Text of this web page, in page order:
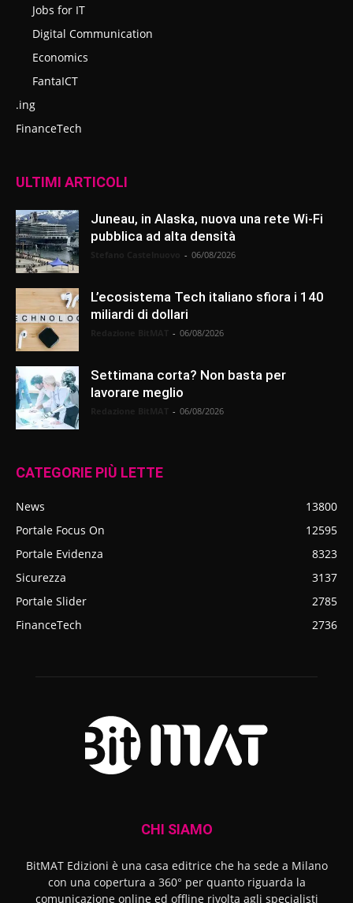
Jobs for IT
Digital Communication
Economics
FantaICT
.ing
FinanceTech
ULTIMI ARTICOLI
Juneau, in Alaska, nuova una rete Wi-Fi
pubblica ad alta densità
- 06/08/2026
L’ecosistema Tech italiano sfiora i 140
miliardi di dollari
- 06/08/2026
Settimana corta? Non basta per
lavorare meglio
- 06/08/2026
CATEGORIE PIÙ LETTE
News
13800
Portale Focus On
12595
Portale Evidenza
8323
Sicurezza
3137
Portale Slider
2785
FinanceTech
2736
CHI SIAMO
BitMAT Edizioni è una casa editrice che ha sede a Milano
con una copertura a 360° per quanto riguarda la
comunicazione online ed offline rivolta agli specialisti